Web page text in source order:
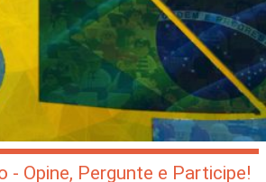
- Opine, Pergunte e Participe!